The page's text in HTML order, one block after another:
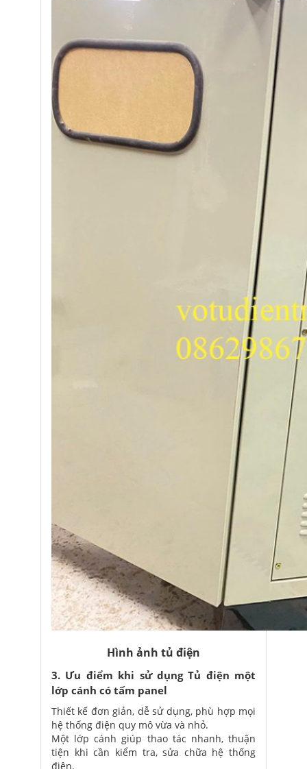
Hình ảnh tủ điện
3. Ưu điểm khi sử dụng Tủ điện một
lớp cánh có tấm panel
Thiết kế đơn giản, dễ sử dụng, phù hợp mọi
hệ thống điện quy mô vừa và nhỏ.
Một lớp cánh giúp thao tác nhanh, thuận
tiện khi cần kiểm tra, sửa chữa hệ thống
điện.